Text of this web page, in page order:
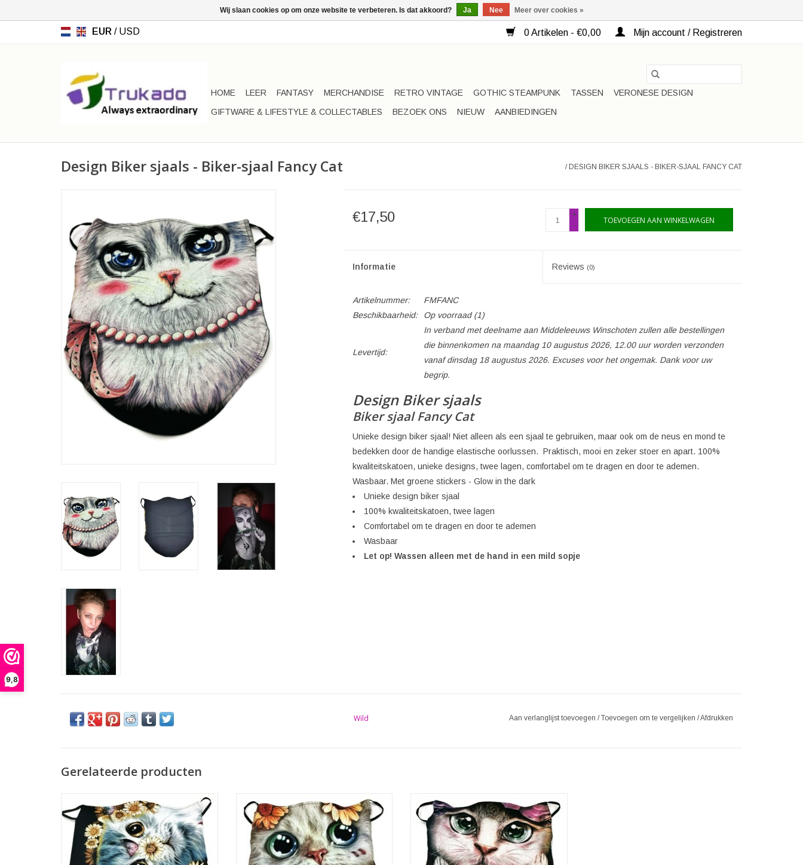
9,8
EUR / USD 0 Artikelen - €0,00 Mijn account / Registreren
HOME LEER FANTASY MERCHANDISE RETRO VINTAGE GOTHIC STEAMPUNK TASSEN
VERONESE DESIGN
GIFTWARE & LIFESTYLE & COLLECTABLES
BEZOEK ONS NIEUW AANBIEDINGEN
Design Biker sjaals - Biker-sjaal Fancy Cat / DESIGN BIKER SJAALS - BIKER-SJAAL FANCY CAT
€17,50
+
-
TOEVOEGEN AAN WINKELWAGEN
Informatie Reviews (0)
Artikelnummer:
FMFANC
Beschikbaarheid:
Op voorraad(1)
Levertijd:
In verband met deelname aan Middeleeuws Winschoten zullen alle bestellingen
die binnenkomen na maandag 10 augustus 2026, 12.00 uur worden verzonden
vanaf dinsdag 18 augustus 2026. Excuses voor het ongemak. Dank voor uw
begrip.
Design Biker sjaals
Biker sjaal Fancy Cat
Unieke design biker sjaal! Niet alleen als een sjaal te gebruiken, maar ook om de neus en mond te
bedekken door de handige elastische oorlussen. Praktisch, mooi en zeker stoer en apart. 100%
kwaliteitskatoen, unieke designs, twee lagen, comfortabel om te dragen en door te ademen.
Wasbaar. Met groene stickers - Glow in the dark
Unieke design biker sjaal
100% kwaliteitskatoen, twee lagen
Comfortabel om te dragen en door te ademen
Wasbaar
Let op! Wassen alleen met de hand in een mild sopje
Wild Aan verlanglijst toevoegen /Toevoegen om te vergelijken /Afdrukken
Gerelateerde producten
Unieke design biker sjaal! Niet alleen als
een sjaal te gebruiken, maar ook om de
neus en mond te bedekken door de handige
elastische oorlussen. Praktisch, mooi en
zeker stoer en apart. 100% kwaliteitskatoen,
unieke designs, twee lagen, comfortabel om
Unieke design biker sjaal! Niet alleen als
een sjaal te gebruiken, maar ook om de
neus en mond te bedekken door de handige
elastische oorlussen. Praktisch, mooi en
zeker stoer en apart. 100% kwaliteitskatoen,
unieke designs, twee lagen, comfortabel om
Unieke design biker sjaal! Niet alleen als
een sjaal te gebruiken, maar ook om de
neus en mond te bedekken door de handige
elastische oorlussen. Praktisch, mooi en
zeker stoer en apart. 100% kwaliteitskatoen,
unieke designs, twee lagen, comfortabel om
Wij slaan cookies op om onze website te verbeteren. Is dat akkoord? Ja Nee Meer over cookies »